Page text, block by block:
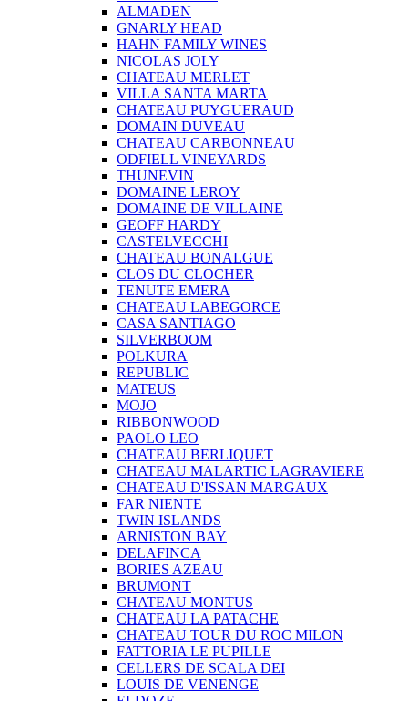
ALMADEN
GNARLY HEAD
HAHN FAMILY WINES
NICOLAS JOLY
CHATEAU MERLET
VILLA SANTA MARTA
CHATEAU PUYGUERAUD
DOMAIN DUVEAU
CHATEAU CARBONNEAU
ODFIELL VINEYARDS
THUNEVIN
DOMAINE LEROY
DOMAINE DE VILLAINE
GEOFF HARDY
CASTELVECCHI
CHATEAU BONALGUE
CLOS DU CLOCHER
TENUTE EMERA
CHATEAU LABEGORCE
CASA SANTIAGO
SILVERBOOM
POLKURA
REPUBLIC
MATEUS
MOJO
RIBBONWOOD
PAOLO LEO
CHATEAU BERLIQUET
CHATEAU MALARTIC LAGRAVIERE
CHATEAU D'ISSAN MARGAUX
FAR NIENTE
TWIN ISLANDS
ARNISTON BAY
DELAFINCA
BORIES AZEAU
BRUMONT
CHATEAU MONTUS
CHATEAU LA PATACHE
CHATEAU TOUR DU ROC MILON
FATTORIA LE PUPILLE
CELLERS DE SCALA DEI
LOUIS DE VENENGE